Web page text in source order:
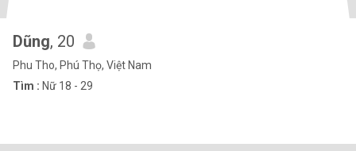
Dũng, 20
Phu Tho, Phú Thọ, Việt Nam
Tìm : Nữ 18 - 29